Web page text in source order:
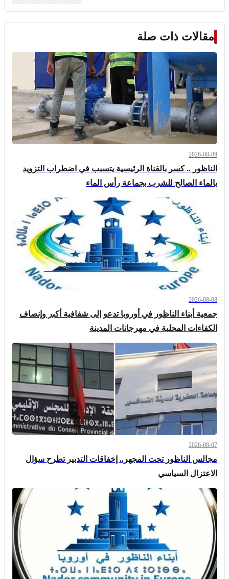
مقالات ذات صلة
2026-08-09
الناظور .. كسر بالقناة الرئيسية يتسبب في اضطراب التزويد
بالماء الصالح للشرب بجماعة رأس الماء
2026-08-08
جمعية أبناء الناظور في أوروبا تدعو إلى شفافية أكبر وإنصاف
الكفاءات المحلية في مهرجانات المدينة
2026-08-07
مجالس الناظور تحت المجهر.. إخفاقات التدبير تطرح سؤال
الاعتزال السياسي